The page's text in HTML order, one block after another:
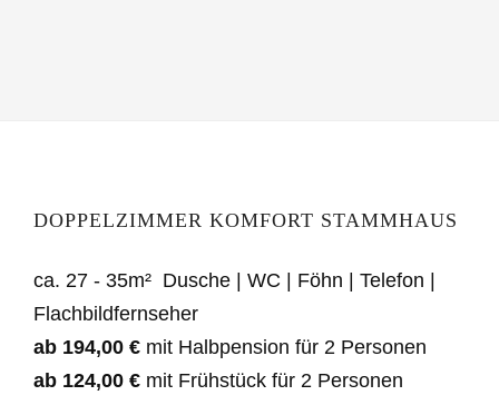
DOPPELZIMMER KOMFORT STAMMHAUS
ca. 27 - 35m² Dusche | WC | Föhn | Telefon |
Flachbildfernseher
ab 194,00 € mit Halbpension für 2 Personen
ab 124,00 € mit Frühstück für 2 Personen